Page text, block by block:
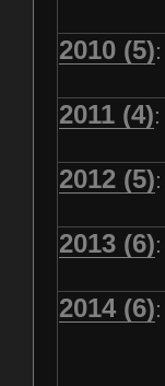
2010 (5):
2011 (4):
2012 (5):
2013 (6):
2014 (6):